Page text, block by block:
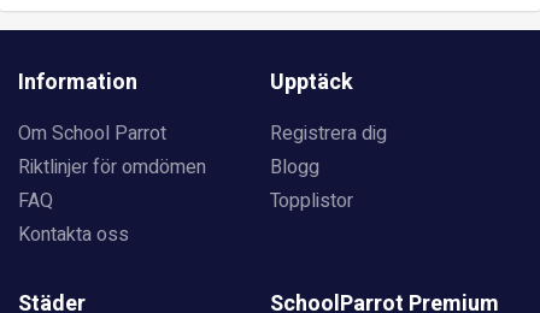
Information
Om School Parrot
Riktlinjer för omdömen
FAQ
Kontakta oss
Upptäck
Registrera dig
Blogg
Topplistor
Städer SchoolParrot Premium